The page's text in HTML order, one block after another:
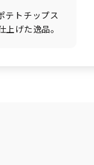
テトチップス
げた逸品。